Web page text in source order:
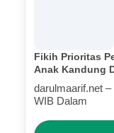
Fikih Prioritas
Anak Kandung
darulmaarif.net
WIB Dalam